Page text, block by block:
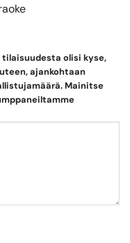
olisi kyse,
ajankohtaan
Mainitse